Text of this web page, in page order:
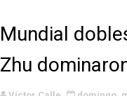
Mundial
Mundial
Zhu